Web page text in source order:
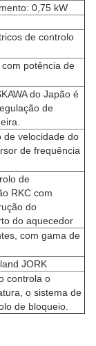
0,75 kW
de controlo
potência de
do Japão é
de
de velocidade do
de frequência
de
RKC com
do
do aquecedor
com gama de
JORK
controla o
o sistema de
de bloqueio.